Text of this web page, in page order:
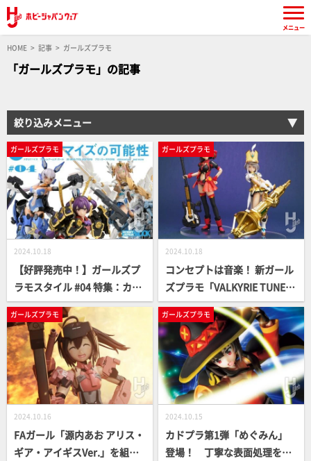
HOME 記事 ガールズプラモ
「ガールズプラモ」の記事
絞り込みメニュー
ガールズプラモ
2024.10.18
【好評発売中！】ガールズプ
ラモスタイル #04 特集：カス
タマイズの可能性
ガールズプラモ
2024.10.18
コンセプトは音楽！ 新ガール
ズプラモ「VALKYRIE TUNE
（ヴァルキリーチューン）」
がデビュー！
ガールズプラモ
2024.10.16
FAガール「源内あお アリス・
ギア・アイギスVer.」を組み
ガールズプラモ
2024.10.15
カドプラ第1弾「めぐみん」
登場！ 丁寧な表面処理を加
メニュー